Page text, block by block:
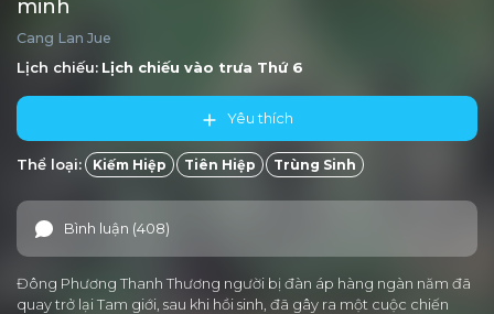
minh
Cang Lan Jue
Lịch chiếu: Lịch chiếu vào trưa Thứ 6
Yêu thích
Thể loại: Kiếm Hiệp Tiên Hiệp Trùng Sinh
Bình luận (408)
Đông Phương Thanh Thương người bị đàn áp hàng ngàn năm đã
quay trở lại Tam giới, sau khi hồi sinh, đã gây ra một cuộc chiến